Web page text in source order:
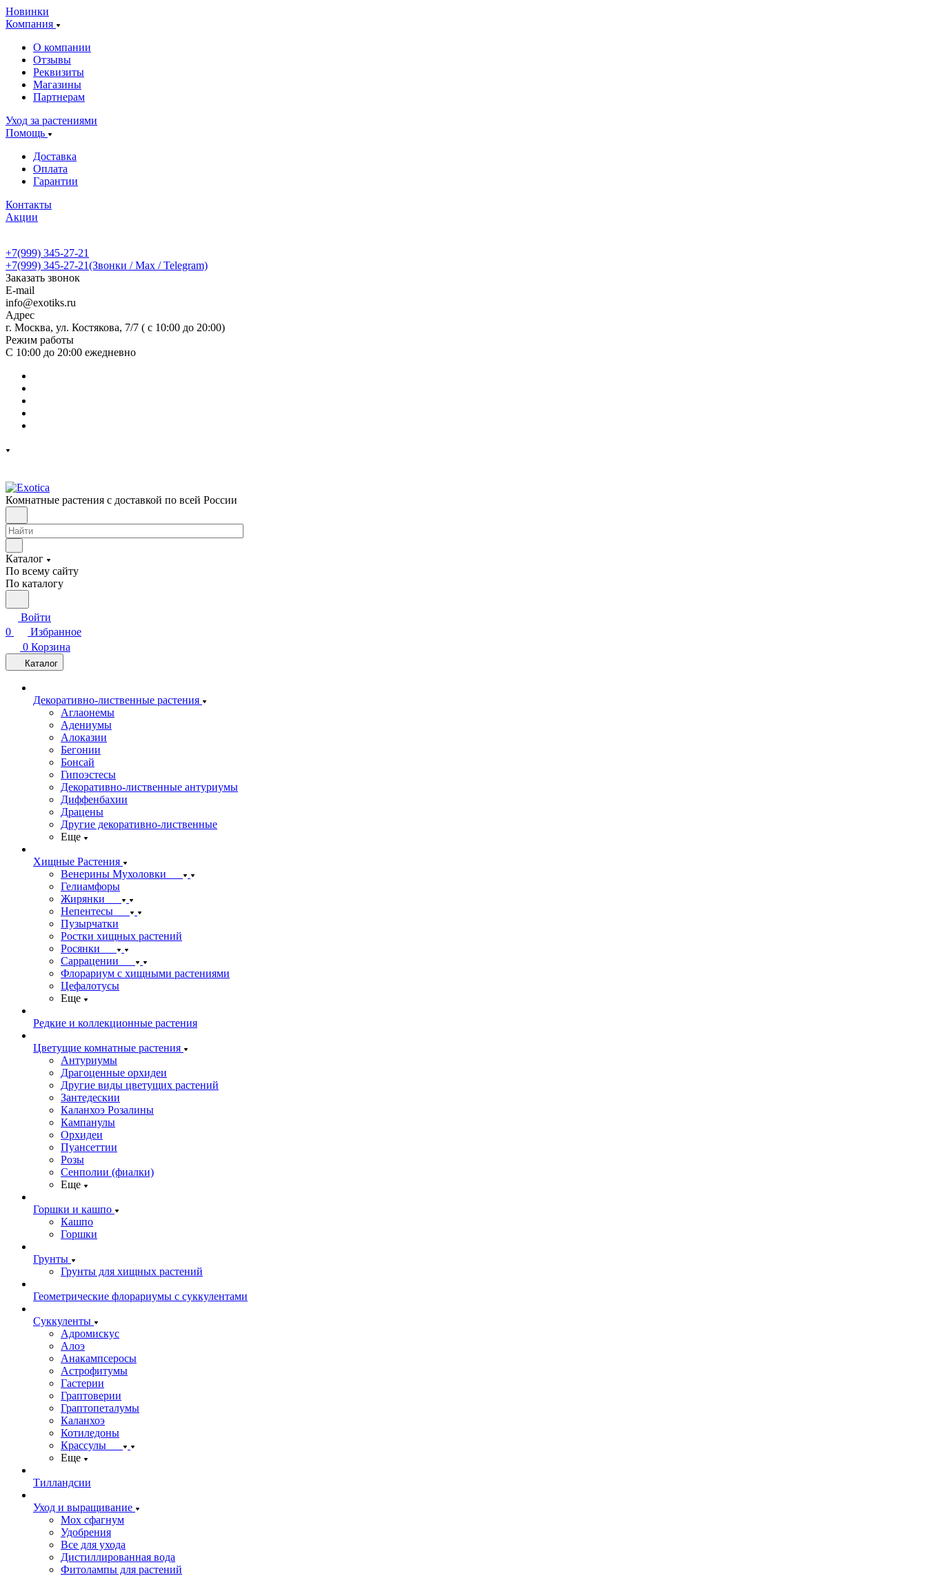
Новинки
Компания
О компании
Отзывы
Реквизиты
Магазины
Партнерам
Уход за растениями
Помощь
Доставка
Оплата
Гарантии
Контакты
Акции
+7(999) 345-27-21
+7(999) 345-27-21(Звонки / Max / Telegram)
Заказать звонок
E-mail
info@exotiks.ru
Адрес
г. Москва, ул. Костякова, 7/7 ( с 10:00 до 20:00)
Режим работы
С 10:00 до 20:00 ежедневно
Комнатные растения с доставкой по всей России
Каталог
По всему сайту
По каталогу
Войти
0
Избранное
0 Корзина
Каталог
Декоративно-лиственные растения
Аглаонемы
Адениумы
Алоказии
Бегонии
Бонсай
Гипоэстесы
Декоративно-лиственные антуриумы
Диффенбахии
Драцены
Другие декоративно-лиственные
Еще
Хищные Растения
Венерины Мухоловки
Гелиамфоры
Жирянки
Непентесы
Пузырчатки
Ростки хищных растений
Росянки
Саррацении
Флорариум с хищными растениями
Цефалотусы
Еще
Редкие и коллекционные растения
Цветущие комнатные растения
Антуриумы
Драгоценные орхидеи
Другие виды цветущих растений
Зантедескии
Каланхоэ Розалины
Кампанулы
Орхидеи
Пуансеттии
Розы
Сенполии (фиалки)
Еще
Горшки и кашпо
Кашпо
Горшки
Грунты
Грунты для хищных растений
Геометрические флорариумы с суккулентами
Суккуленты
Адромискус
Алоэ
Анакампсеросы
Астрофитумы
Гастерии
Граптоверии
Граптопеталумы
Каланхоэ
Котиледоны
Крассулы
Еще
Тилландсии
Уход и выращивание
Мох сфагнум
Удобрения
Все для ухода
Дистиллированная вода
Фитолампы для растений